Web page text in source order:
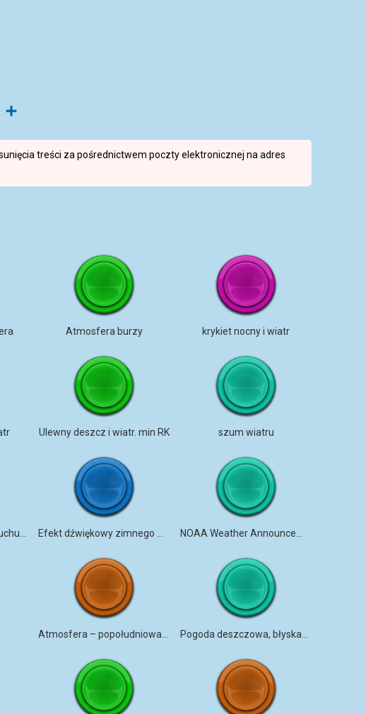
treści za pośrednictwem poczty elektronicznej na adres
Atmosfera burzy krykiet nocny i wiatr
Ulewny deszcz i wiatr. min RK szum wiatru